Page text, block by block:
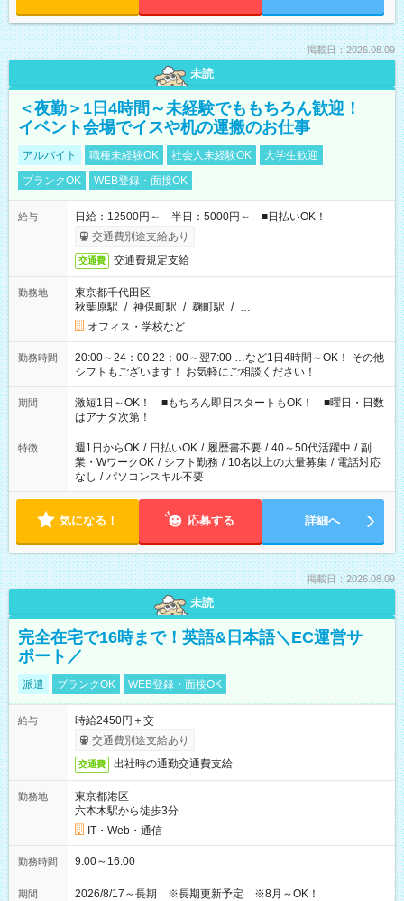
掲載日：2026.08.09
未読
＜夜勤＞1日4時間～未経験でももちろん歓迎！
イベント会場でイスや机の運搬のお仕事
アルバイト 職種未経験OK 社会人未経験OK
大学生歓迎
ブランクOK
WEB登録・面接OK
給与
日給：12500円～ 半日：5000円～ ■日払いOK！
交通費別途支給あり
交通費 交通費規定支給
勤務地
東京都千代田区
秋葉原駅 / 神保町駅 / 麹町駅 / …
オフィス・学校など
勤務時間
20:00～24：00 22：00～翌7:00 …など1日4時間～OK！ その他
シフトもございます！ お気軽にご相談ください！
期間
激短1日～OK！ ■もちろん即日スタートもOK！ ■曜日・日数
はアナタ次第！
特徴 週1日からOK / 日払いOK / 履歴書不要 / 40～50代活躍中 / 副
業・WワークOK / シフト勤務 / 10名以上の大量募集 / 電話対応
なし / パソコンスキル不要
気になる！ 応募する 詳細へ
掲載日：2026.08.09
未読
完全在宅で16時まで！英語&日本語＼EC運営サ
ポート／
派遣 ブランクOK WEB登録・面接OK
給与
時給2450円＋交
交通費別途支給あり
交通費 出社時の通勤交通費支給
勤務地
東京都港区
六本木駅から徒歩3分
IT・Web・通信
勤務時間 9:00～16:00
期間 2026/8/17～長期 ※長期更新予定 ※8月～OK！